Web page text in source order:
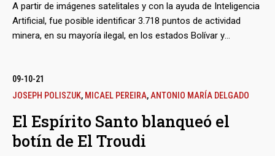
A partir de imágenes satelitales y con la ayuda de Inteligencia
Artificial, fue posible identificar 3.718 puntos de actividad
minera, en su mayoría ilegal, en los estados Bolívar y
que en total equivalen a 40.000 campos de fútbol, a menudo
se encuentran pistas clandestinas -hasta 42 se detectaron-
despachar valiosos cargamentos de oro y drogas, como se
muestra en esta primera entrega de la serie ‘Corredor Furtivo’.
09-10-21
JOSEPH POLISZUK, MICAEL PEREIRA,ANTONIO MARÍA DELGADO
El Espírito Santo blanqueó el
botín de El Troudi